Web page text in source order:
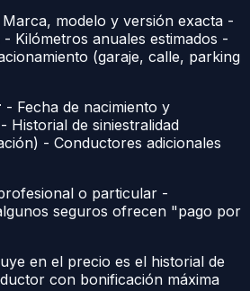
modelo y versión exacta -
Kilómetros anuales estimados -
(garaje, calle, parking
- Fecha de nacimiento y
Historial de siniestralidad
- Conductores adicionales
o particular -
seguros ofrecen "pago por
en el precio es el historial de
con bonificación máxima